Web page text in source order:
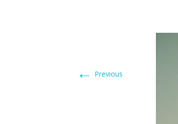
← Previous